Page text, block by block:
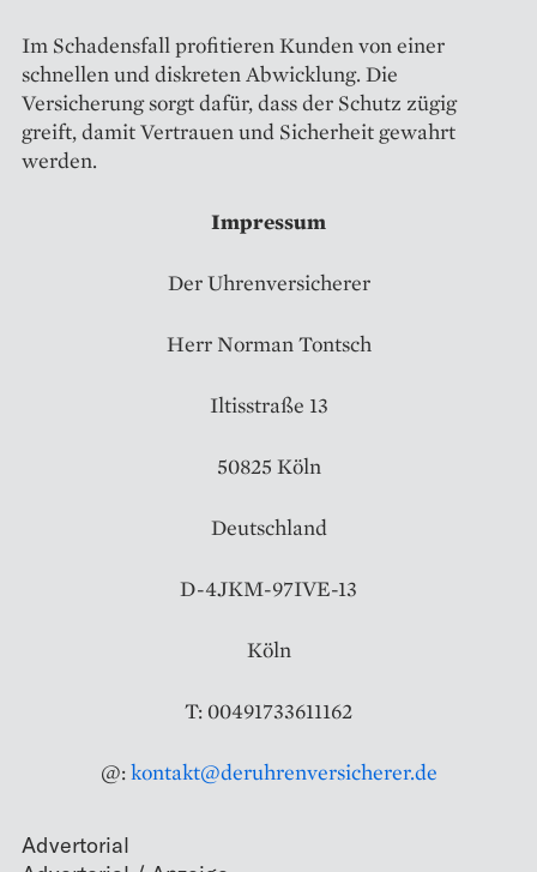
Im Schadensfall profitieren Kunden von einer
schnellen und diskreten Abwicklung. Die
Versicherung sorgt dafür, dass der Schutz zügig
greift, damit Vertrauen und Sicherheit gewahrt
werden.
Impressum
Der Uhrenversicherer
Herr Norman Tontsch
Iltisstraße 13
50825 Köln
Deutschland
D-4JKM-97IVE-13
Köln
T: 00491733611162
@:kontakt@deruhrenversicherer.de
Advertorial